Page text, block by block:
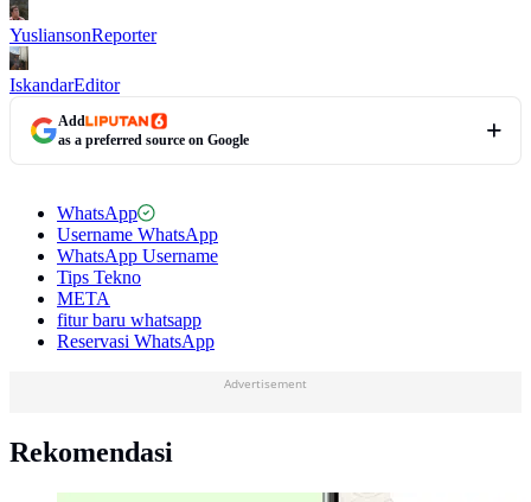
YusliansonReporter
IskandarEditor
Add
as a preferred source on Google
WhatsApp
Username WhatsApp
WhatsApp Username
Tips Tekno
META
fitur baru whatsapp
Reservasi WhatsApp
Advertisement
Rekomendasi